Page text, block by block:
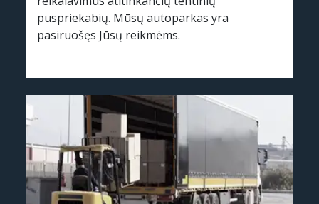
puspriekabių. Mūsų autoparkas yra
pasiruošęs Jūsų reikmėms.